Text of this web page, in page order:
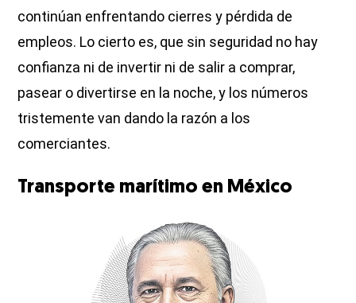
continúan enfrentando cierres y pérdida de
empleos. Lo cierto es, que sin seguridad no hay
confianza ni de invertir ni de salir a comprar,
pasear o divertirse en la noche, y los números
tristemente van dando la razón a los
comerciantes.
Transporte marítimo en México